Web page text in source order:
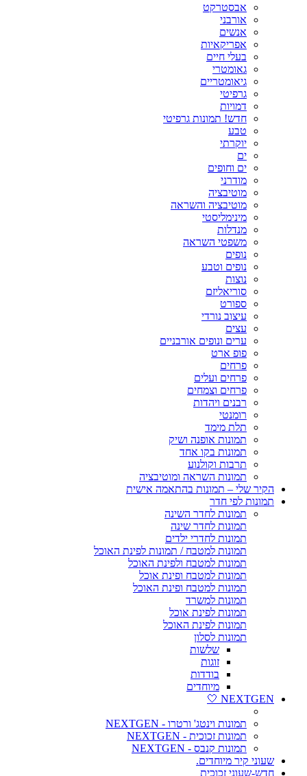
אבסטרקט
אורבני
אנשים
אפריקאיות
בעלי חיים
גאומטרי
גיאומטריים
גרפיטי
דמויות
חדש! תמונות גרפיטי
טבע
יוקרתי
ים
ים וחופים
מודרני
מוטיבציה
מוטיבציה והשראה
מינימליסטי
מנדלות
משפטי השראה
נופים
נופים וטבע
נוצות
סוריאליזם
ספורט
עיצוב נורדי
עצים
ערים ונופים אורבניים
פופ ארט
פרחים
פרחים ועלים
פרחים וצמחים
רבנים ויהדות
רומנטי
תלת מימד
תמונות אופנה ושיק
תמונות בקו אחד
תרבות וקולנוע
תמונות השראה ומוטיבציה
הקיר שלי – תמונות בהתאמה אישית
תמונות לפי חדר
תמונות לחדר השינה
תמונות לחדר שינה
תמונות לחדרי ילדים
תמונות למטבח / תמונות לפינת האוכל
תמונות למטבח ולפינת האוכל
תמונות למטבח ופינת אוכל
תמונות למטבח ופינת האוכל
תמונות למשרד
תמונות לפינת אוכל
תמונות לפינת האוכל
תמונות לסלון
שלשות
זוגות
בודדות
מיוחדים
NEXTGEN 🤍
תמונות וינטג' ורטרו - NEXTGEN
תמונות זכוכית - NEXTGEN
תמונות קנבס - NEXTGEN
שעוני קיר מיוחדים.
חדש-שעוני זכוכית